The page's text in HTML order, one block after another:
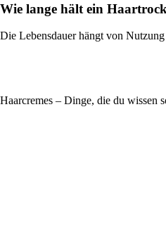
Wie lange hält ein
Die Lebensdauer hängt von
Haarcremes – Dinge, die du wissen